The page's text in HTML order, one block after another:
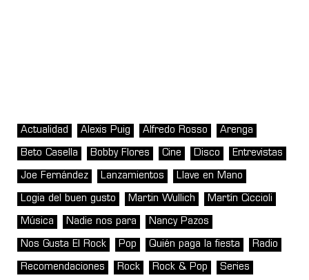
Actualidad Alexis Puig Alfredo Rosso Arenga
Beto Casella Bobby Flores Cine Disco Entrevistas
Joe Fernández Lanzamientos Llave en Mano
Logia del buen gusto Martin Wullich Martín Ciccioli
Música Nadie nos para Nancy Pazos
Nos Gusta El Rock Pop Quién paga la fiesta Radio
Recomendaciones Rock Rock & Pop Series